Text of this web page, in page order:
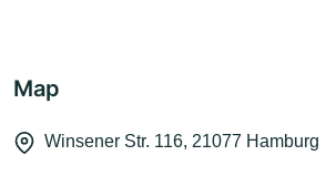
Map
Winsener Str. 116, 21077 Hamburg